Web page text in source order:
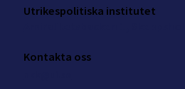
Utrikespolitiska institutet
Kontakta oss